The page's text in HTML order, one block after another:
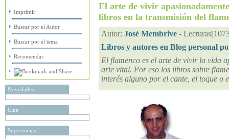
Imprimir
Buscar por el Autor
Buscar por el tema
Recomendar
Novedades
Cine
Sugerencias
Su nombre Completo
El arte de vivir
libros en la transmisión del
Autor: José Membrive -
Libros y autores en Blog personal
El flamenco es el arte de vivir la vida
arte vital. Por eso los libros sobre
interés alguno por el cante, el toque o